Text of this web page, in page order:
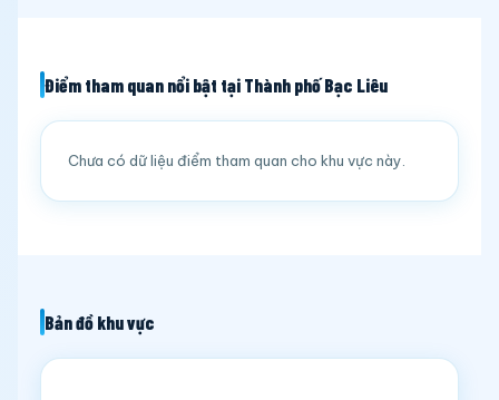
Điểm tham quan nổi bật tại Thành phố Bạc Liêu
Chưa có dữ liệu điểm tham quan cho khu vực này.
Bản đồ khu vực